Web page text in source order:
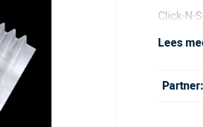
Click-N-
Lees
Partner: